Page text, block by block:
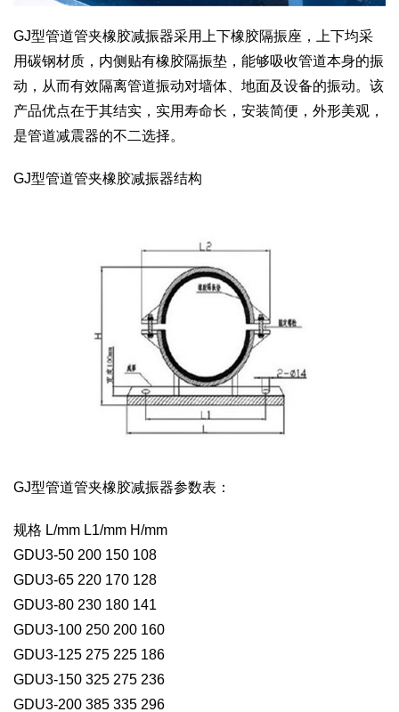
GJ型管道管夹橡胶减振器采用上下橡胶隔振座，上下均采
用碳钢材质，内侧贴有橡胶隔振垫，能够吸收管道本身的振
动，从而有效隔离管道振动对墙体、地面及设备的振动。该
产品优点在于其结实，实用寿命长，安装简便，外形美观，
是管道减震器的不二选择。
GJ型管道管夹橡胶减振器结构
GJ型管道管夹橡胶减振器参数表：
规格 L/mm L1/mm H/mm
GDU3-50 200 150 108
GDU3-65 220 170 128
GDU3-80 230 180 141
GDU3-100 250 200 160
GDU3-125 275 225 186
GDU3-150 325 275 236
GDU3-200 385 335 296